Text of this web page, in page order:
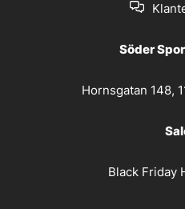
Söder
Hornsgatan 148,
Black Friday